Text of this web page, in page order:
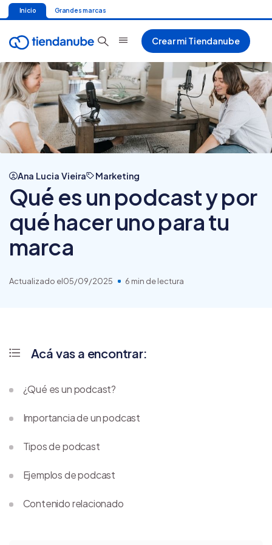
Inicio Grandes marcas
Crear mi Tiendanube
Ana Lucia Vieira Marketing
Qué es un podcast y por
qué hacer uno para tu
marca
Actualizado el05/09/2025 6 min de lectura
Acá vas a encontrar:
¿Qué es un podcast?
Importancia de un podcast
Tipos de podcast
Ejemplos de podcast
Contenido relacionado